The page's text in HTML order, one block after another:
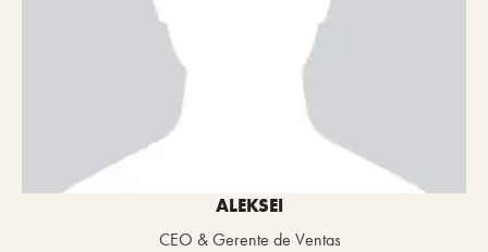
ALEKSEI
CEO & Gerente de Ventas